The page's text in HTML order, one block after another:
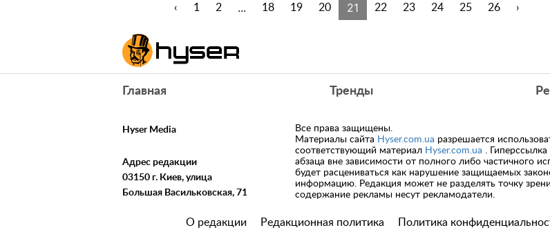
‹ 1 2 ... 18 19 20 21 22 23 24 25 26 ›
Главная Тренды
Hyser Media
Адрес редакции
03150 г. Киев, улица
Большая Васильковская, 71
Все права защищены.
Материалы сайта Hyser.com.ua разрешается
соответствующий материал Hyser.com.ua .
абзаца вне зависимости от полного либо частичного
будет расцениваться как нарушение защищаемых
информацию. Редакция может не разделять точку
содержание рекламы несут рекламодатели.
О редакции Редакционная политика Политика